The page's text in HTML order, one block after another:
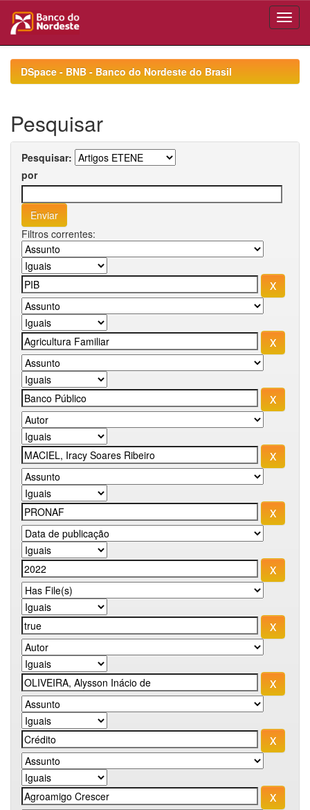
navigationDSpace - BNB - Banco do Nordeste do Brasil
Pesquisar
Pesquisar:
por
Filtros correntes: